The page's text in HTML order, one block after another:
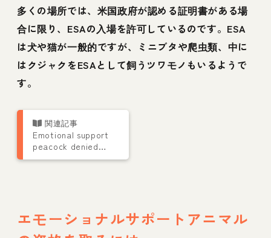
多くの場所では、米国政府が認める証明書がある場
合に限り、ESAの入場を許可しているのです。ESA
は犬や猫が一般的ですが、ミニブタや爬虫類、中に
はクジャクをESAとして飼うツワモノもいるようで
す。
Emotional support
peacock denied
flight by United
エモーショナルサポートアニマル